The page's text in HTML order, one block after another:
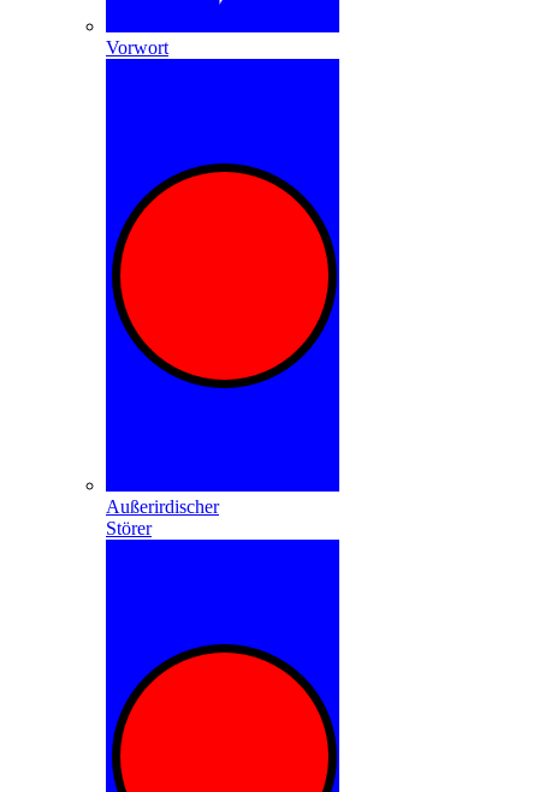
Vorwort
Außerirdischer
Störer